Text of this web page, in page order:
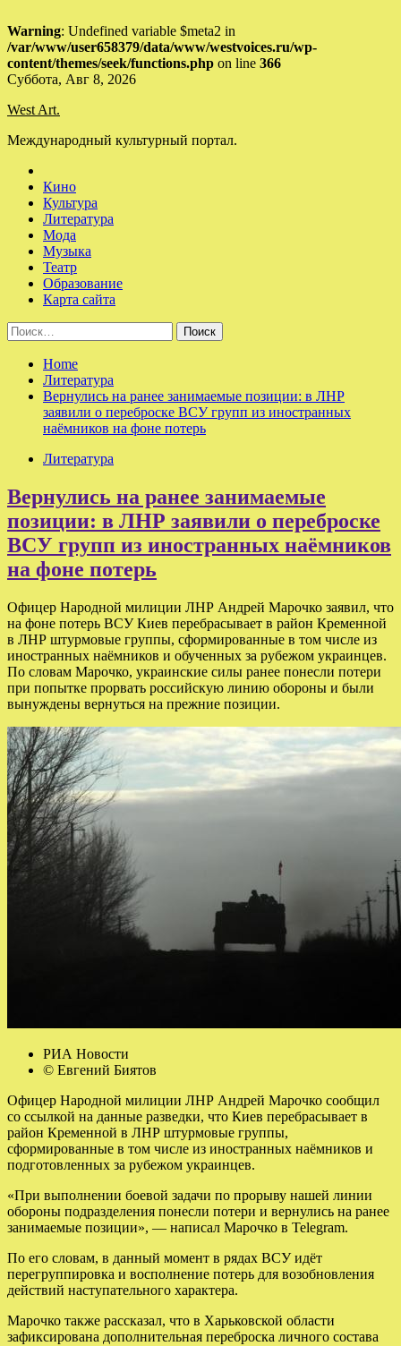
Warning: Undefined variable $meta2 in
/var/www/user658379/data/www/westvoices.ru/wp-
content/themes/seek/functions.php on line 366
Skip
content
Суббота, Авг 8, 2026
West Art.
Международный культурный портал.
Кино
Культура
Литература
Мода
Музыка
Театр
Образование
Карта сайта
Найти:
Home
Литература
Вернулись на ранее занимаемые позиции: в ЛНР
заявили о переброске ВСУ групп из иностранных
наёмников на фоне потерь
Литература
Вернулись на ранее занимаемые
позиции: в ЛНР заявили о переброске
ВСУ групп из иностранных наёмников
на фоне потерь
Офицер Народной милиции ЛНР Андрей Марочко заявил, что
на фоне потерь ВСУ Киев перебрасывает в район Кременной
в ЛНР штурмовые группы, сформированные в том числе из
иностранных наёмников и обученных за рубежом украинцев.
По словам Марочко, украинские силы ранее понесли потери
при попытке прорвать российскую линию обороны и были
вынуждены вернуться на прежние позиции.
РИА Новости
© Евгений Биятов
Офицер Народной милиции ЛНР Андрей Марочко сообщил
со ссылкой на данные разведки, что Киев перебрасывает в
район Кременной в ЛНР штурмовые группы,
сформированные в том числе из иностранных наёмников и
подготовленных за рубежом украинцев.
«При выполнении боевой задачи по прорыву нашей линии
обороны подразделения понесли потери и вернулись на ранее
занимаемые позиции», — написал Марочко в Telegram.
По его словам, в данный момент в рядах ВСУ идёт
перегруппировка и восполнение потерь для возобновления
действий наступательного характера.
Марочко также рассказал, что в Харьковской области
зафиксирована дополнительная переброска личного состава